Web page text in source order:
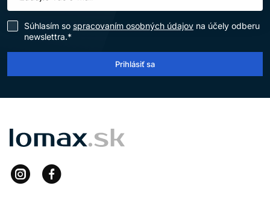
Súhlasím so spracovaním osobných údajov na účely odberu
newslettra.*
Prihlásiť sa
LOMAX